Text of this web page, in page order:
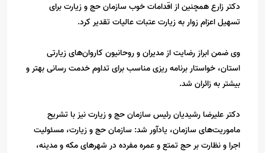
دکتر زارع همچنین از اقدامات خوب سازمان حج و زیارت برای
تسهیل اعزام زوار به زیارت عتبات عالیات تقدیر ‌کرد.
وی ضمن ابراز رضایت از مدیران و روحانیون کاروان‌های زیارتی
استان، خواستار برنامه ریزی مناسب برای تداوم خدمت رسانی بهتر و
بیشتر به زائران شد.
دکتر علیرضا رشیدیان رئیس سازمان حج و زیارت نیز با تشریح
ماموریت‌های سازمان، یادآور شد: سازمان حج و زیارت، مسئولیت
اجرا و نظارت بر حج تمتع و عمره مفرده در شهرهای مکه و مدینه،